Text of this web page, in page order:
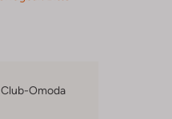
Omoda